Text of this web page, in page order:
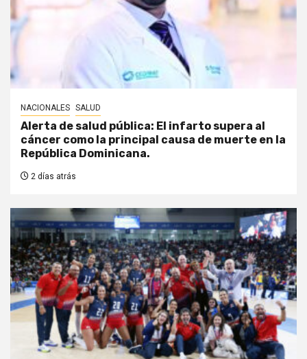
NACIONALES SALUD
Alerta de salud pública: El infarto supera al
cáncer como la principal causa de muerte en la
República Dominicana.
2 días atrás